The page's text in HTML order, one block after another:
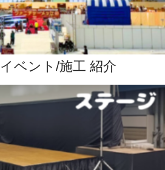
ベント/施工 紹介